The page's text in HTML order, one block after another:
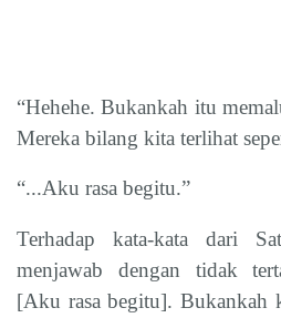
“Hehehe. Bukankah itu
Mereka bilang kita terlihat
“...Aku rasa begitu.”
Terhadap kata-kata dari
menjawab dengan tidak
[Aku rasa begitu]. Bukankah